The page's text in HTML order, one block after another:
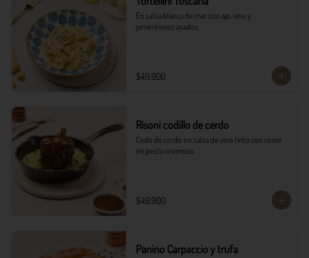
En salsa blanca de mar con ajo, vino y
pimentones asados.
$49.900
Risoni codillo de cerdo
Codo de cerdo en salsa de vino tinto con risoni
en pesto cremoso.​
$49.900
Panino Carpaccio y trufa